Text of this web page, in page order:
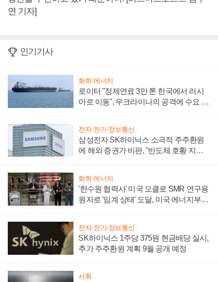
연 기자]
인기기사
화학·에너지
로이터 "정제연료 3만 톤 한국에서 러시
아로 이동", 우크라이나의 공격에 수요 늘
전자·전기·정보통신
삼성전자 SK하이닉스 소극적 주주환원
에 해외 증권가 비판, "반도체 호황 지속
화학·에너지
'한수원 협력사' 미국 오클로 SMR 연구용
원자로 '임계 상태' 도달, 미국 에너지부
전자·전기·정보통신
SK하이닉스 1주당 375원 현금배당 실시,
추가 주주환원 계획 9월 공개 예정
사회